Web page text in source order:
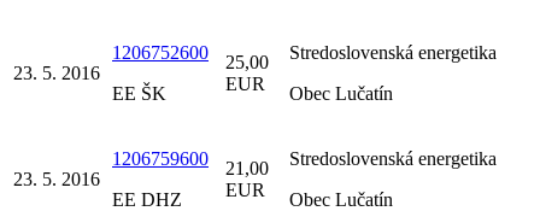
23. 5. 2016
1206752600
EE ŠK
25,00
EUR
Stredoslovenská energetika
Obec Lučatín
23. 5. 2016
1206759600
EE DHZ
21,00
EUR
Stredoslovenská energetika
Obec Lučatín